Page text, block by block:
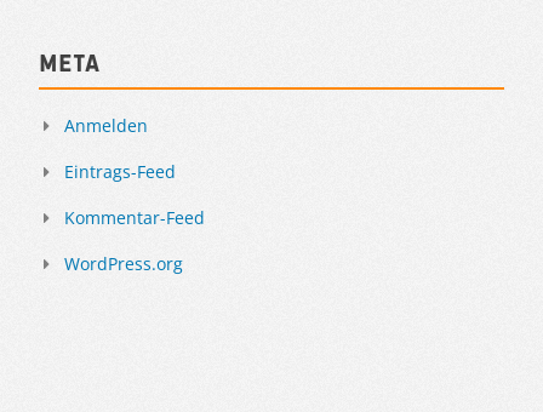
Meta
Anmelden
Eintrags-Feed
Kommentar-Feed
WordPress.org